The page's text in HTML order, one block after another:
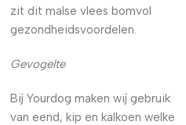
zit dit malse vlees bomvol
gezondheidsvoordelen.
Gevogelte
Bij Yourdog maken wij gebruik
van eend, kip en kalkoen welke